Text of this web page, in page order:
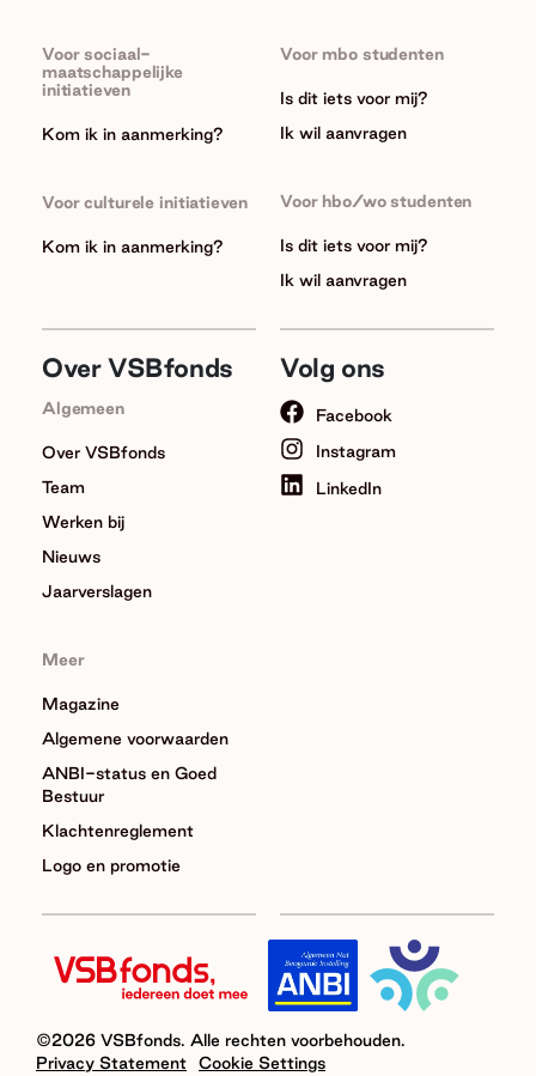
Voor sociaal-
maatschappelijke
initiatieven
Kom ik in aanmerking?
Voor culturele initiatieven
Kom ik in aanmerking?
Voor mbo studenten
Is dit iets voor mij?
Ik wil aanvragen
Voor hbo/wo studenten
Is dit iets voor mij?
Ik wil aanvragen
Over VSBfonds
Algemeen
Over VSBfonds
Team
Werken bij
Nieuws
Jaarverslagen
Meer
Magazine
Algemene voorwaarden
ANBI-status en Goed
Bestuur
Klachtenreglement
Logo en promotie
Volg ons
Facebook
Instagram
LinkedIn
©2026 VSBfonds. Alle rechten voorbehouden.
Privacy Statement
Cookie Settings